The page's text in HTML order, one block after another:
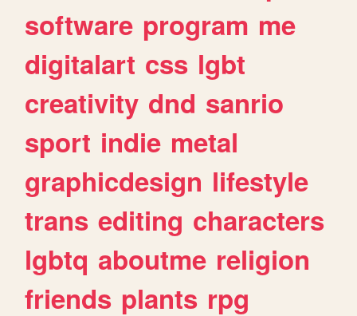
software program me
digitalart css lgbt
creativity dnd sanrio
sport indie metal
graphicdesign lifestyle
trans editing characters
lgbtq aboutme religion
friends plants rpg